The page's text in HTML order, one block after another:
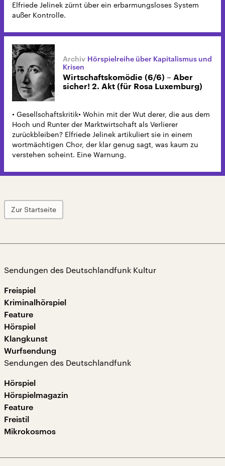
Elfriede Jelinek zürnt über ein erbarmungsloses System
außer Kontrolle.
Hörspielreihe über Kapitalismus und
Krisen
Wirtschaftskomödie (6/6) – Aber
sicher! 2. Akt (für Rosa Luxemburg)
• Gesellschaftskritik• Wohin mit der Wut derer, die aus dem
Hoch und Runter der Marktwirtschaft als Verlierer
zurückbleiben? Elfriede Jelinek artikuliert sie in einem
wortmächtigen Chor, der klar genug sagt, was kaum zu
verstehen scheint. Eine Warnung.
Zur Startseite
Sendungen des Deutschlandfunk Kultur
Freispiel
Kriminalhörspiel
Feature
Hörspiel
Klangkunst
Wurfsendung
Sendungen des Deutschlandfunk
Hörspiel
Hörspielmagazin
Feature
Freistil
Mikrokosmos